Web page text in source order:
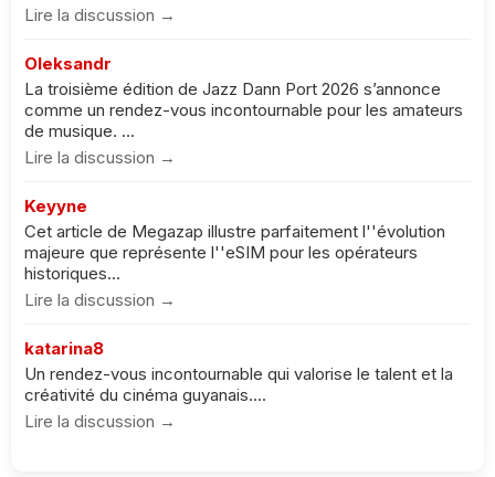
Lire la discussion →
Oleksandr
La troisième édition de Jazz Dann Port 2026 s’annonce
comme un rendez-vous incontournable pour les amateurs
de musique. ...
Lire la discussion →
Keyyne
Cet article de Megazap illustre parfaitement l''évolution
majeure que représente l''eSIM pour les opérateurs
historiques...
Lire la discussion →
katarina8
Un rendez-vous incontournable qui valorise le talent et la
créativité du cinéma guyanais....
Lire la discussion →